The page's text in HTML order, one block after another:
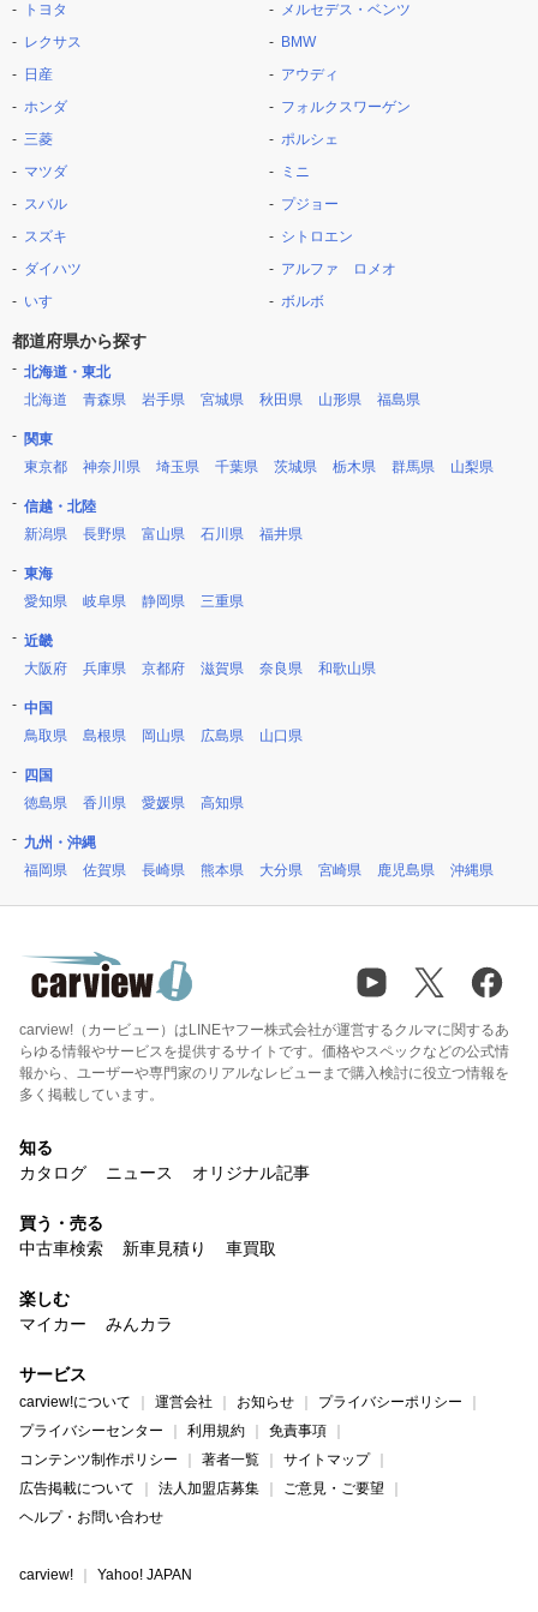
トヨタ
レクサス
日産
ホンダ
三菱
マツダ
スバル
スズキ
ダイハツ
いすゞ
メルセデス・ベンツ
BMW
アウディ
フォルクスワーゲン
ポルシェ
ミニ
プジョー
シトロエン
アルファ ロメオ
ボルボ
都道府県から探す
北海道・東北
北海道
青森県 岩手県 宮城県 秋田県 山形県 福島県
関東
東京都
神奈川県 埼玉県 千葉県 茨城県 栃木県 群馬県 山梨県
信越・北陸
新潟県
長野県 富山県 石川県 福井県
東海
愛知県
岐阜県 静岡県 三重県
近畿
大阪府
兵庫県 京都府 滋賀県 奈良県 和歌山県
中国
鳥取県
島根県 岡山県 広島県 山口県
四国
徳島県
香川県 愛媛県 高知県
九州・沖縄
福岡県
佐賀県 長崎県 熊本県 大分県 宮崎県 鹿児島県 沖縄県
carview!（カービュー）はLINEヤフー株式会社が運営するクルマに関するあ
らゆる情報やサービスを提供するサイトです。価格やスペックなどの公式情
報から、ユーザーや専門家のリアルなレビューまで購入検討に役立つ情報を
多く掲載しています。
知る
カタログ
ニュース オリジナル記事
買う・売る
中古車検索
新車見積り 車買取
楽しむ
マイカー
みんカラ
サービス
carview!について 運営会社 お知らせ
プライバシーポリシー
プライバシーセンター
利用規約
免責事項
コンテンツ制作ポリシー
著者一覧
サイトマップ
広告掲載について
法人加盟店募集
ご意見・ご要望
ヘルプ・お問い合わせ
carview! Yahoo! JAPAN